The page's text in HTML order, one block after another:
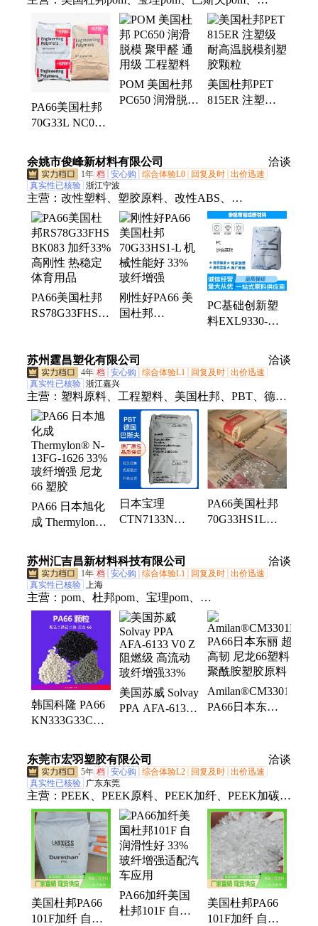
70G33L、台塑pom、韩国可隆pom、旭化成pom、云
天化pom、泰科纳pom、日本三菱pom、韩国工程
pom、pom100p、pom500p、pom900p、m90-44、F20-
03、pom聚甲醛、pom赛钢、朗盛pa66、旭化成
pa66、日本东丽pa66、美国杜邦pa66、巴斯夫pa66
PA66美国杜邦
70G33L NC010
脱模 玻纤增强
高抗冲
POM 美国杜邦
PC650 润滑脱模
美国杜邦PET
815ER 注塑级
余姚市俊峰新材料有限公司 洽谈
1年 档 安心购 综合体验L0 回复及时 出价迅速
真实性已核验 浙江宁波
主营： 改性塑料、塑胶原料、改性ABS、
PA66RS78G33FHSBK083、改性PC/ABS、PC、
POM、改性PA6、改性PA66、PPO、阻燃合金、阻燃
ABS、PC/ABS、PP、PA全系、改性PET、改性PC、
ABS、PA6、PA66、PBT、HDPE、LDPE、PPS、
PMMA、GPPS
PA66美国杜邦
RS78G33FHS
体育用品
刚性好PA66 美
国杜邦
玻纤增强
PC基础创新塑
料EXL9330-
注塑级聚碳酸酯
通用塑胶原料
苏州霆昌塑化有限公司 洽谈
4年 档 安心购 综合体验L1 回复及时 出价迅速
真实性已核验 浙江嘉兴
主营： 塑料原料、工程塑料、美国杜邦、PBT、德国
巴斯夫、德国朗盛、PA66、PC+ABS、PET、韩国
LG、日本旭化成、PC、尼龙PA、POM、PPO、
PPS、奇美abs、PA6、TPU、POM100p、POM500p、
pom900p、pc1100、pc/abs、日本宝理pom
PA66 日本旭化
成 Thermylon®
33%玻纤增强
尼龙66 塑胶
日本宝理
CTN7133N
强 卤素阻燃
PBT塑胶粒
PA66美国杜邦
70G33HS1L
汽车部件用料
苏州汇吉昌新材料科技有限公司 洽谈
1年 档 安心购 综合体验L1 回复及时 出价迅速
真实性已核验 上海
主营： pom、杜邦pom、宝理pom、
PA66KN333G33CR、旭化成pom、巴斯夫、
pom100p、聚甲醛共聚物、赛钢聚甲醛原料、
pom500p、pom900p、奇美abs、浙石化、中石化、
pvdf、PCTG、PARA、沙伯基础、pmma、pps、日本
东丽pa66、云天化、科思创TPU、陶氏POE、埃克森
美孚POE、美国苏威
韩国科隆 PA66
KN333G33CR
龙66塑胶原料
美国苏威 Solvay
PPA AFA-6133
33%
Amilan®CM3301L
PA66日本东丽
东莞市宏羽塑胶有限公司 洽谈
5年 档 安心购 综合体验L2 回复及时 出价迅速
真实性已核验 广东东莞
主营： PEEK、PEEK原料、PEEK加纤、PEEK加碳
纤、PEI塑料、PEI 1000、PES加纤、PPSU塑料、
PSU塑料、PSU原料、PSU透明料、PPS加纤、POM
加纤、POM改性料、PBT加纤阻燃、PBT加纤、PA66
增韧、PA66加玻纤、PMMA粉、PVDF、FEP、
ETFE、大金FEP、FEP聚全氟乙烯、聚全氟乙烯
美国杜邦PA66
101F加纤 自润
PA66加纤美国
杜邦101F 自润
美国杜邦PA66
101F加纤 自润